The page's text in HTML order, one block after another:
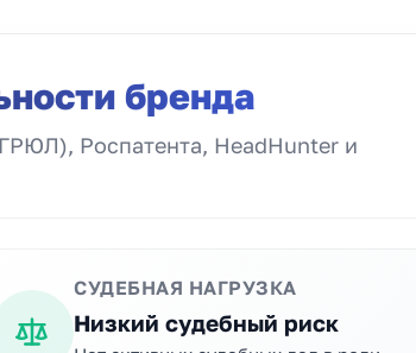
бренда
Роспатента, HeadHunter и
СУДЕБНАЯ НАГРУЗКА
Низкий судебный риск